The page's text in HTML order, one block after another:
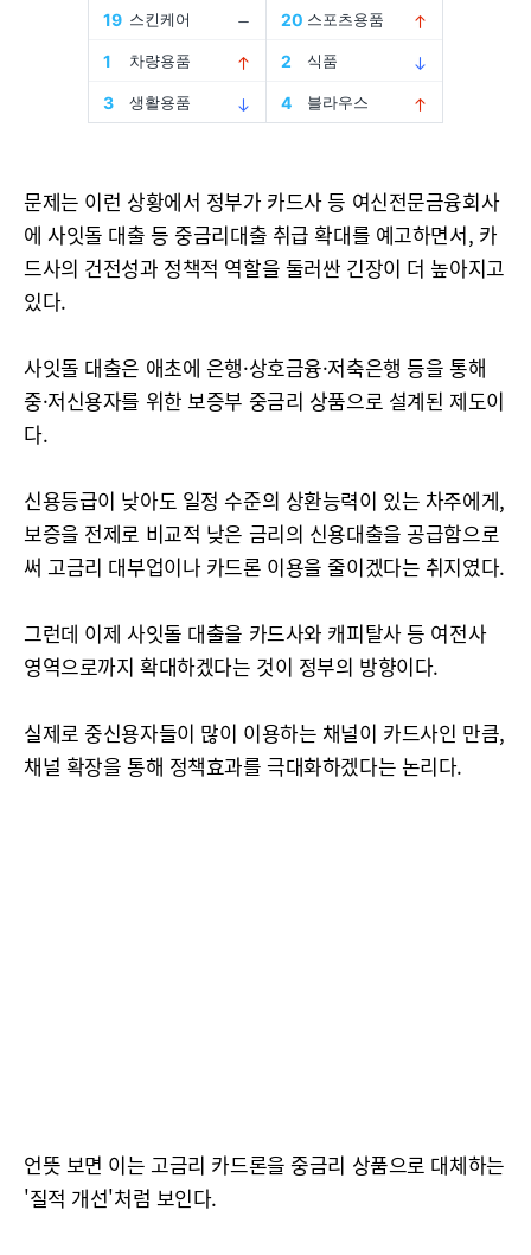
문제는 이런 상황에서 정부가 카드사 등 여신전문금융회사
에 사잇돌 대출 등 중금리대출 취급 확대를 예고하면서, 카
드사의 건전성과 정책적 역할을 둘러싼 긴장이 더 높아지고
있다.
사잇돌 대출은 애초에 은행·상호금융·저축은행 등을 통해
중·저신용자를 위한 보증부 중금리 상품으로 설계된 제도이
다.
신용등급이 낮아도 일정 수준의 상환능력이 있는 차주에게,
보증을 전제로 비교적 낮은 금리의 신용대출을 공급함으로
써 고금리 대부업이나 카드론 이용을 줄이겠다는 취지였다.
그런데 이제 사잇돌 대출을 카드사와 캐피탈사 등 여전사
영역으로까지 확대하겠다는 것이 정부의 방향이다.
실제로 중신용자들이 많이 이용하는 채널이 카드사인 만큼,
채널 확장을 통해 정책효과를 극대화하겠다는 논리다.
언뜻 보면 이는 고금리 카드론을 중금리 상품으로 대체하는
'질적 개선'처럼 보인다.